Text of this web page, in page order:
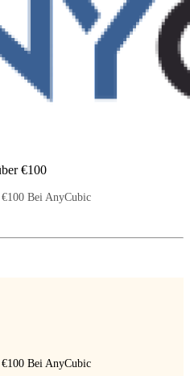
€100
Bei AnyCubic
Bei AnyCubic